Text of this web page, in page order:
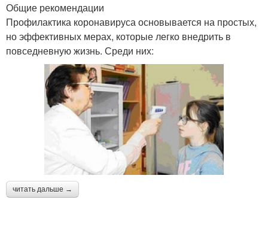
Общие рекомендации
Профилактика коронавируса основывается на простых,
но эффективных мерах, которые легко внедрить в
повседневную жизнь. Среди них:
читать дальше →